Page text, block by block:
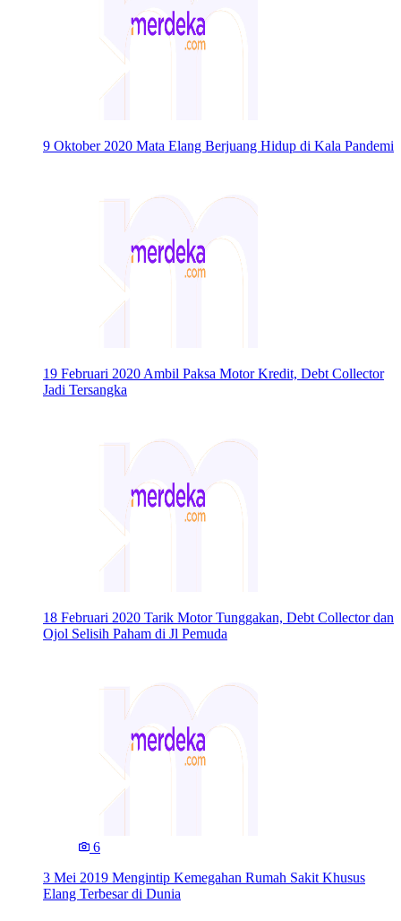
9 Oktober 2020 Mata Elang Berjuang Hidup di Kala Pandemi
19 Februari 2020 Ambil Paksa Motor Kredit, Debt Collector
Jadi Tersangka
18 Februari 2020 Tarik Motor Tunggakan, Debt Collector dan
Ojol Selisih Paham di Jl Pemuda
6
3 Mei 2019 Mengintip Kemegahan Rumah Sakit Khusus
Elang Terbesar di Dunia